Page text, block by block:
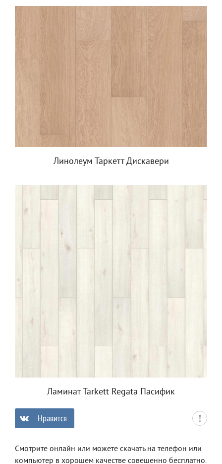
Линолеум Таркетт Дискавери
Ламинат Tarkett Regata Пасифик
Нравится
Смотрите онлайн или можете скачать на телефон или
компьютер в хорошем качестве совешенно бесплатно.